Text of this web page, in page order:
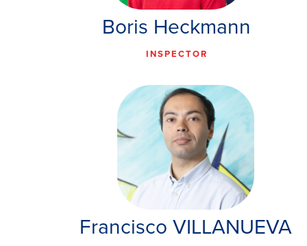
Boris Heckmann
INSPECTOR
Francisco VILLANUEVA